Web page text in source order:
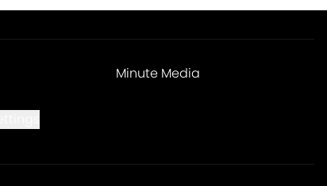
Minute Media